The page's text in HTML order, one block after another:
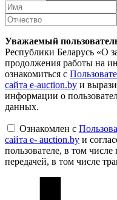
Уважаемый
Республики Беларусь «О
продолжения работы на
ознакомиться с
сайта e-auction.by и
информации о
данных.
Ознакомлен с
сайта e- auction.by и
пользователе, в том
передачей, в том числе